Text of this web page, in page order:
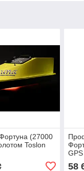
(27000
Toslon
58